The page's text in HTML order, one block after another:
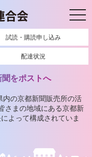
試読・購読申し込み
配達状況
をポストへ
の京都新聞販売所の活
さまの地域にある京都新
よって構成されていま